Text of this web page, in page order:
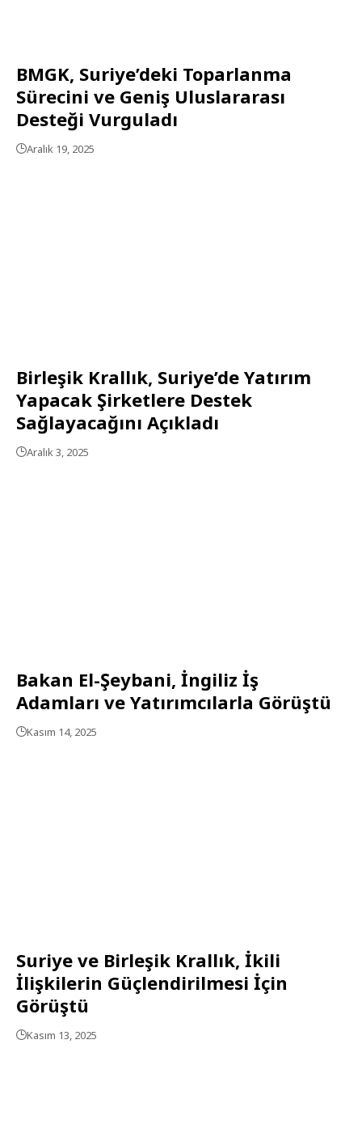
BMGK, Suriye’deki Toparlanma
Sürecini ve Geniş Uluslararası
Desteği Vurguladı
Aralık 19, 2025
Birleşik Krallık, Suriye’de Yatırım
Yapacak Şirketlere Destek
Sağlayacağını Açıkladı
Aralık 3, 2025
Bakan El-Şeybani, İngiliz İş
Adamları ve Yatırımcılarla Görüştü
Kasım 14, 2025
Suriye ve Birleşik Krallık, İkili
İlişkilerin Güçlendirilmesi İçin
Görüştü
Kasım 13, 2025